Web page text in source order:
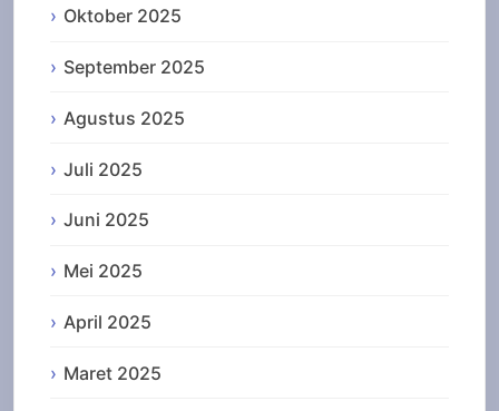
Oktober 2025
September 2025
Agustus 2025
Juli 2025
Juni 2025
Mei 2025
April 2025
Maret 2025